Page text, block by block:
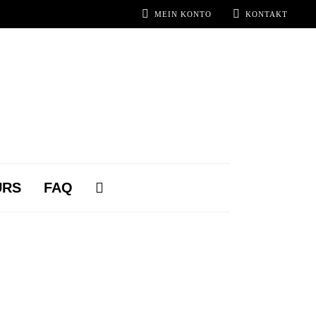
MEIN KONTO KONTAKT
FAQ